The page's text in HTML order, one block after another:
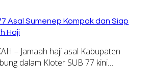
Asal Sumenep Kompak dan Siap
Haji
– Jamaah haji asal Kabupaten
dalam Kloter SUB 77 kini…